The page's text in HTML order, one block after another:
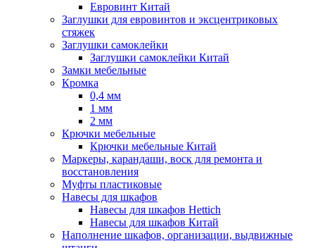
Евровинт Китай
Заглушки для евровинтов и эксцентриковых
стяжек
Заглушки самоклейки
Заглушки самоклейки Китай
Замки мебельные
Кромка
0,4 мм
1 мм
2 мм
Крючки мебельные
Крючки мебельные Китай
Маркеры, карандаши, воск для ремонта и
восстановления
Муфты пластиковые
Навесы для шкафов
Навесы для шкафов Hettich
Навесы для шкафов Китай
Наполнение шкафов, организации, выдвижные